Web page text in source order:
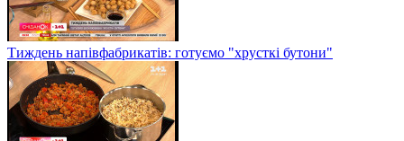
Тиждень напівфабрикатів: готуємо "хрусткі бутони"